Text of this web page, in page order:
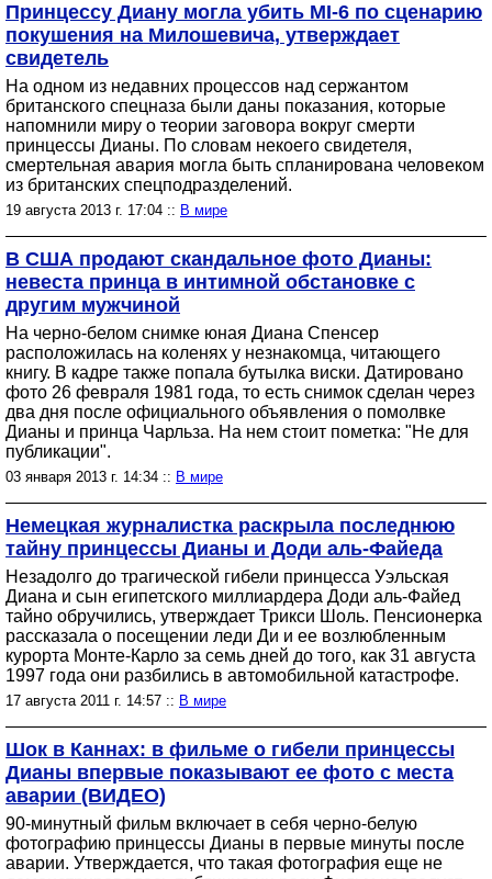
Принцессу Диану могла убить MI-6 по сценарию
покушения на Милошевича, утверждает
свидетель
На одном из недавних процессов над сержантом
британского спецназа были даны показания, которые
напомнили миру о теории заговора вокруг смерти
принцессы Дианы. По словам некоего свидетеля,
смертельная авария могла быть спланирована человеком
из британских спецподразделений.
19 августа 2013 г. 17:04 :: В мире
В США продают скандальное фото Дианы:
невеста принца в интимной обстановке с
другим мужчиной
На черно-белом снимке юная Диана Спенсер
расположилась на коленях у незнакомца, читающего
книгу. В кадре также попала бутылка виски. Датировано
фото 26 февраля 1981 года, то есть снимок сделан через
два дня после официального объявления о помолвке
Дианы и принца Чарльза. На нем стоит пометка: "Не для
публикации".
03 января 2013 г. 14:34 :: В мире
Немецкая журналистка раскрыла последнюю
тайну принцессы Дианы и Доди аль-Файеда
Незадолго до трагической гибели принцесса Уэльская
Диана и сын египетского миллиардера Доди аль-Файед
тайно обручились, утверждает Трикси Шоль. Пенсионерка
рассказала о посещении леди Ди и ее возлюбленным
курорта Монте-Карло за семь дней до того, как 31 августа
1997 года они разбились в автомобильной катастрофе.
17 августа 2011 г. 14:57 :: В мире
Шок в Каннах: в фильме о гибели принцессы
Дианы впервые показывают ее фото с места
аварии (ВИДЕО)
90-минутный фильм включает в себя черно-белую
фотографию принцессы Дианы в первые минуты после
аварии. Утверждается, что такая фотография еще не